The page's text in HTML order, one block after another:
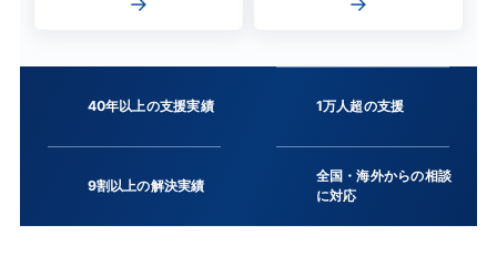
40年以上の支援実績 1万人超の支援
9割以上の解決実績
全国・海外からの相談
に対応